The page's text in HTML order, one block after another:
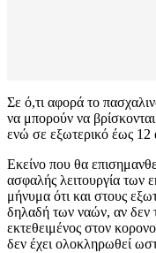
Σε ό,τι αφορά το
να μπορούν να
ενώ σε εξωτερικό έως 12
Εκείνο που θα
ασφαλής λειτουργία των
μήνυμα ότι και στους
δηλαδή των ναών, αν δεν
εκτεθειμένος στον
δεν έχει ολοκληρωθεί